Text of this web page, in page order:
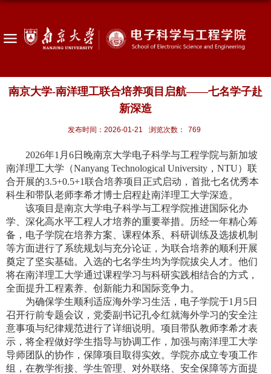
南京大学-南洋理工联合培养项目启航——七名学子赴
新深造
发布时间：2026-01-21 浏览次数： 769
2026年1 月 6日晚南京大学电子科学与工程学院与新加坡
南洋理工大学（Nanyang Technological University ， NTU）联
合开展的3.5+0.5+1联合培养项目正式启动，首批七名优秀本
科生和带队老师李希才博士启程赴南洋理工大学深造。
该项目是南京大学电子科学与工程学院推进国际化办
学、深化高水平工程人才培养的重要举措。历经一年精心筹
备，电子学院在培养方案、课程体系、科研训练及选拔机制
等方面进行了系统规划与充分论证，为联合培养的顺利开展
奠定了坚实基础。入选的七名学生均为学院拔尖人才。他们
将在南洋理工大学通过课程学习与科研实践相结合的方式，
全面提升工程素养、创新能力和国际竞争力。
为确保学生顺利适应海外学习生活，电子学院于1 月 5日
召开行前专题会议，党委副书记孔令红就海外学习的安全注
意事项与纪律规范进行了详细说明。项目带队教师李希才表
示，将全程做好学生指导与协调工作，加强与南洋理工大学
导师团队的协作，保障项目取得实效。学院亦成立专项工作
组，在教学衔接、学生管理、对外联络、安全保障等方面提